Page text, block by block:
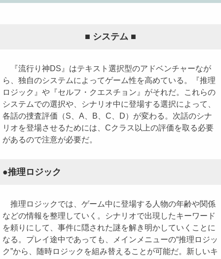
■ システム ■
『流行り神DS』はテキスト選択型のアドベンチャーなが
ら、独自のシステムによってゲーム性を高めている。『推理
ロジック』や『セルフ・クエスチョン』がそれだ。これらの
システムでの選択や、シナリオ中に登場する選択によって、
各話の捜査評価（S、A、B、C、D）が変わる。次話のシナ
リオを登場させるためには、Cクラス以上の評価を取る必要
があるので注意が必要だ。
●推理ロジック
推理ロジックでは、ゲーム中に登場する人物の年齢や関係
などの情報を整理していく。シナリオで出現したキーワード
を頼りにして、事件に隠された謎を解き明かしていくことに
なる。プレイ途中であっても、メインメニューの“推理ロジッ
ク”から、随時ロジックを組み替えることが可能だ。新しいキ